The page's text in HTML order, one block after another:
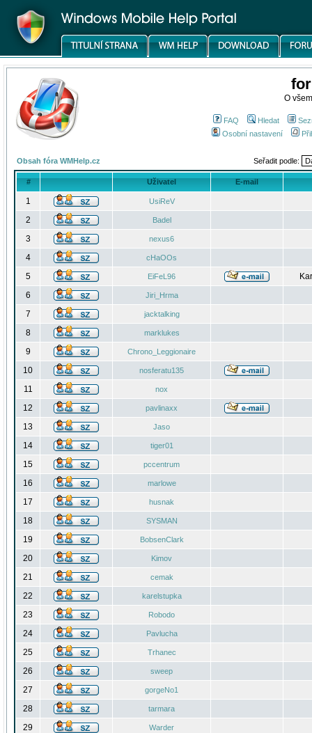
O
FAQ Hledat
Osobní nastavení
Obsah fóra WMHelp.cz Seřadit podle:
# Uživatel E-mail
1 UsiReV
2 Badel
3 nexus6
4 cHaOOs
5 EiFeL96
6
Jiri_Hrma
7 jacktalking
8 marklukes
9 Chrono_Leggionaire
10 nosferatu135
11 nox
12 pavlinaxx
13 Jaso
14 tiger01
15 pccentrum
16 marlowe
17 husnak
18 SYSMAN
19 BobsenClark
20 Kimov
21 cemak
22 karelstupka
23 Robodo
24 Pavlucha
25 Trhanec
26 sweep
27 gorgeNo1
28 tarmara
29 Warder